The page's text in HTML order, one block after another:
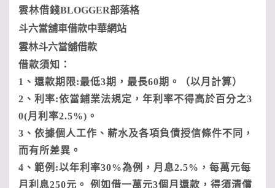
雲林借錢BLOGGER部落格
斗六當舖車借款中華網站
雲林斗六當舖借款
借款須知：
1、還款期限:最低3期，最長60期。（以月計算）
2、利率:依當鋪業法規定，年利率不得高於百分之3
0(月利率2.5%)。
3、依據個人工作、薪水及各項負債授信條件不同，
而有所差異。
4、範例:以年利率30%為例，月息2.5%，每萬元每
月利息250元。 例如借一萬元3個月還款，得須清償